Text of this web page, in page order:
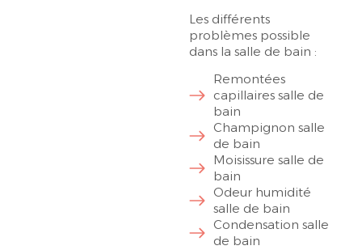
Les différents
problèmes possible
dans la salle de bain :
Remontées
capillaires salle de
bain
Champignon salle
de bain
Moisissure salle de
bain
Odeur humidité
salle de bain
Condensation salle
de bain